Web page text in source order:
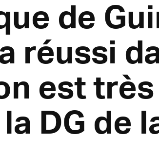
de
réussi
est très
DG de